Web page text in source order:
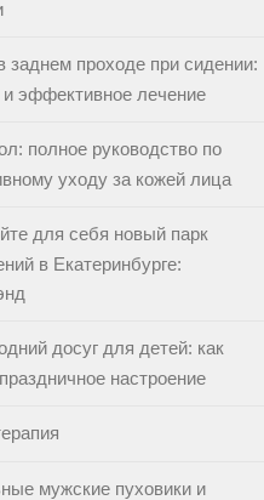
заднем проходе при сидении:
эффективное лечение
полное руководство по
уходу за кожей лица
для себя новый парк
в Екатеринбурге:
досуг для детей: как
настроение
мужские пуховики и